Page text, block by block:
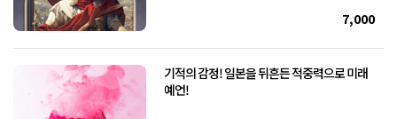
7,000
기적의 감정! 일본을 뒤흔든 적중력으로 미래
예언!